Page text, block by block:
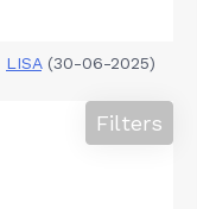
LISA(30-06-2025)
Filters